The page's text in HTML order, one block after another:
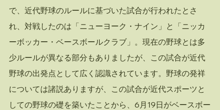
で、近代野球のルールに基づいた試合が行われたとさ
れ、対戦したのは「ニューヨーク・ナイン」と「ニッカ
ーボッカー・ベースボールクラブ」。現在の野球とは多
少ルールが異なる部分もありましたが、この試合が近代
野球の出発点として広く認識されています。野球の発祥
については諸説ありますが、この試合が近代スポーツと
しての野球の礎を築いたことから、6月19日がベースボー